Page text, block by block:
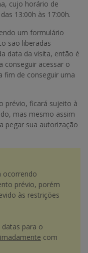
cujo horário de
13:00h às 17:00h.
um formulário
são liberadas
data da visita, então é
conseguir acessar o
fim de conseguir uma
prévio, ficará sujeito à
mas mesmo assim
pegar sua autorização
ocorrendo
prévio, porém
às restrições
datas para o
com